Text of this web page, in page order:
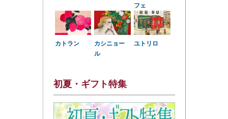
フェ
カトラン
カシニョー
ル
ユトリロ
初夏・ギフト特集